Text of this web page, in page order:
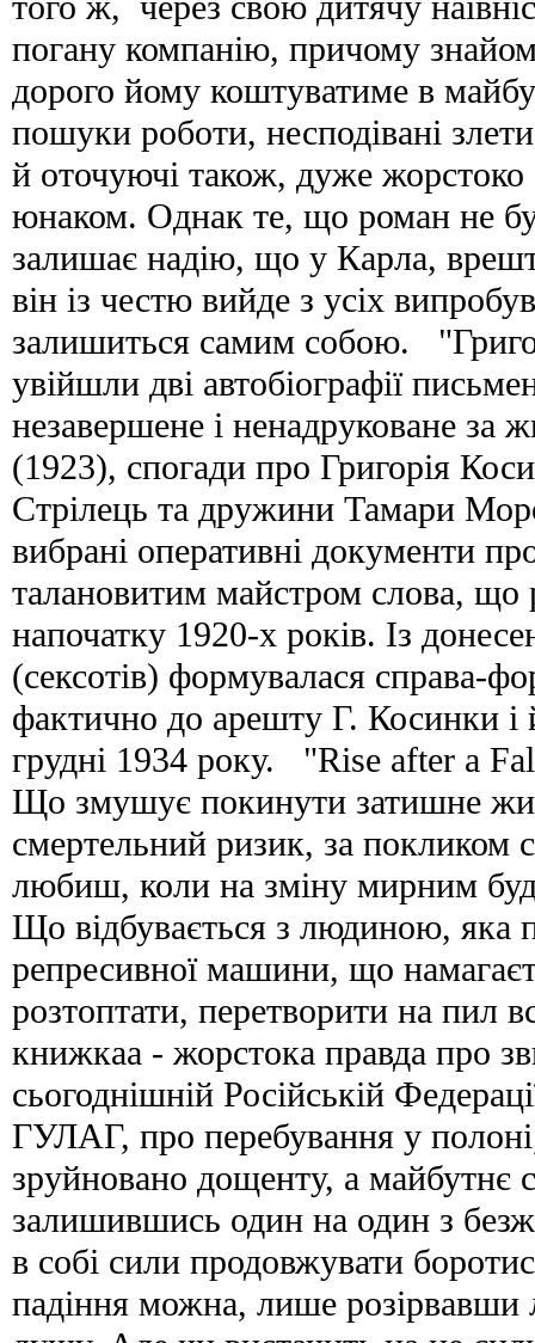
погану компанію, причому
дорого йому коштуватиме в
пошуки роботи, несподівані
й оточуючі також, дуже
юнаком. Однак те, що роман не
залишає надію, що у Карла,
він із честю вийде з усіх
залишиться самим собою.
увійшли дві автобіографії
незавершене і ненадруковане за
(1923), спогади про Григорія
Стрілець та дружини Тамари
вибрані оперативні документи
талановитим майстром слова, що
напочатку 1920-х років. Із
(сексотів) формувалася справа-
фактично до арешту Г. Косинки і
грудні 1934 року. "Rise after a
Що змушує покинути затишне
смертельний ризик, за покликом
любиш, коли на зміну мирним
Що відбувається з людиною, яка
репресивної машини, що
розтоптати, перетворити на пил
книжкаа - жорстока правда про
сьогоднішній Російській
ГУЛАГ, про перебування у
зруйновано дощенту, а майбутнє
залишившись один на один з
в собі сили продовжувати
падіння можна, лише розірвавши